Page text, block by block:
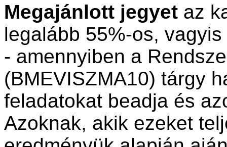
Megajánlott jegyet az
legalább 55%-os,
- amennyiben a
(BMEVISZMA10) tárgy
feladatokat beadja és
Azoknak, akik ezeket